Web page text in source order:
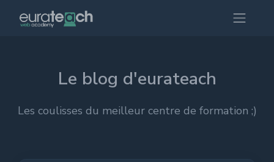
Le blog d'eurateach
Les coulisses du meilleur centre de formation ;)